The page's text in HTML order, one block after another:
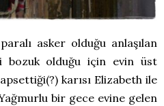
asker olduğu anlaşılan
bozuk olduğu için evin üst
karısı Elizabeth ile
bir gece evine gelen